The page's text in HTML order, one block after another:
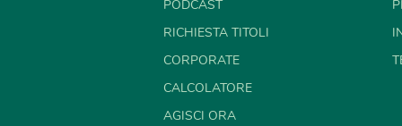
PODCAST
RICHIESTA TITOLI
CORPORATE
CALCOLATORE
AGISCI ORA